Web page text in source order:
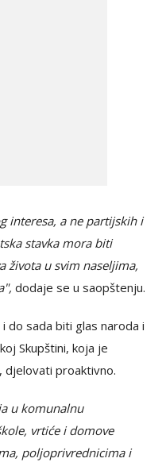
interesa, a ne partijskih i
stavka mora biti
života u svim naseljima,
dodaje se u saopštenju.
i do sada biti glas naroda i
Skupštini, koja je
djelovati proaktivno.
u komunalnu
vrtiće i domove
poljoprivrednicima i